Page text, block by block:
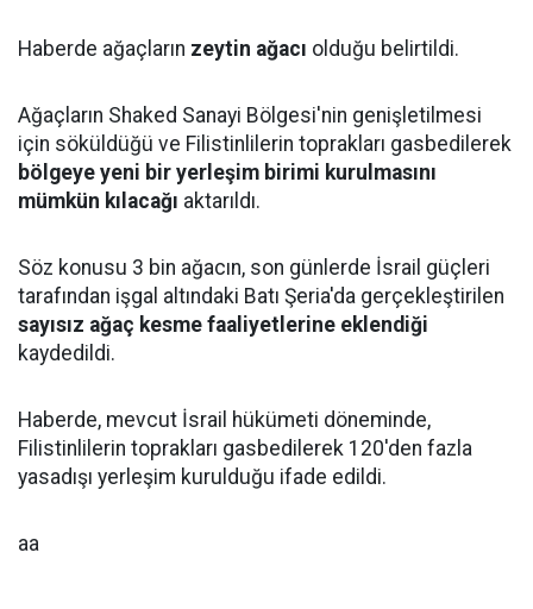
Haberde ağaçların zeytin ağacı olduğu belirtildi.
Ağaçların Shaked Sanayi Bölgesi'nin genişletilmesi
için söküldüğü ve Filistinlilerin toprakları gasbedilerek
bölgeye yeni bir yerleşim birimi kurulmasını
mümkün kılacağı aktarıldı.
Söz konusu 3 bin ağacın, son günlerde İsrail güçleri
tarafından işgal altındaki Batı Şeria'da gerçekleştirilen
sayısız ağaç kesme faaliyetlerine eklendiği
kaydedildi.
Haberde, mevcut İsrail hükümeti döneminde,
Filistinlilerin toprakları gasbedilerek 120'den fazla
yasadışı yerleşim kurulduğu ifade edildi.
aa